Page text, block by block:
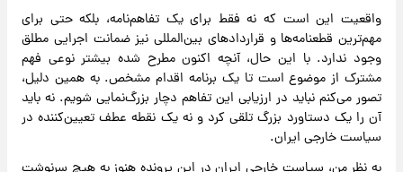
واقعیت این است که نه فقط برای یک تفاهم‌نامه، بلکه حتی برای
مهم‌ترین قطعنامه‌ها و قراردادهای بین‌المللی نیز ضمانت اجرایی مطلق
وجود ندارد. با این حال، آنچه اکنون مطرح شده بیشتر نوعی فهم
مشترک از موضوع است تا یک برنامه اقدام مشخص. به همین دلیل،
تصور می‌کنم نباید در ارزیابی این تفاهم دچار بزرگ‌نمایی شویم. نه باید
آن را یک دستاورد بزرگ تلقی کرد و نه یک نقطه عطف تعیین‌کننده در
سیاست خارجی ایران.